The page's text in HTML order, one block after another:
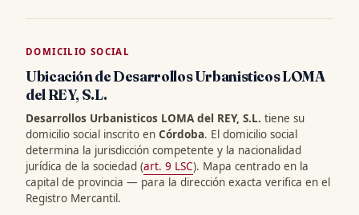
DOMICILIO SOCIAL
Ubicación de Desarrollos Urbanisticos LOMA
del REY, S.L.
Desarrollos Urbanisticos LOMA del REY, S.L. tiene su
domicilio social inscrito en Córdoba. El domicilio social
determina la jurisdicción competente y la nacionalidad
jurídica de la sociedad (art. 9 LSC). Mapa centrado en la
capital de provincia — para la dirección exacta verifica en el
Registro Mercantil.